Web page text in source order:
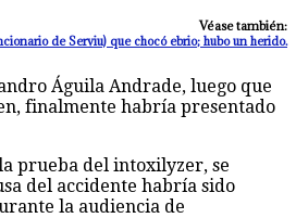
Véase también:
de Serviu) que chocó ebrio; hubo un herido.
Águila Andrade, luego que
finalmente habría presentado
prueba del intoxilyzer, se
del accidente habría sido
la audiencia de